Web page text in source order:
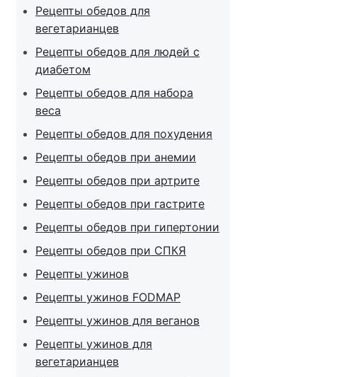
Рецепты обедов для
вегетарианцев
Рецепты обедов для людей с
диабетом
Рецепты обедов для набора
веса
Рецепты обедов для похудения
Рецепты обедов при анемии
Рецепты обедов при артрите
Рецепты обедов при гастрите
Рецепты обедов при гипертонии
Рецепты обедов при СПКЯ
Рецепты ужинов
Рецепты ужинов FODMAP
Рецепты ужинов для веганов
Рецепты ужинов для
вегетарианцев